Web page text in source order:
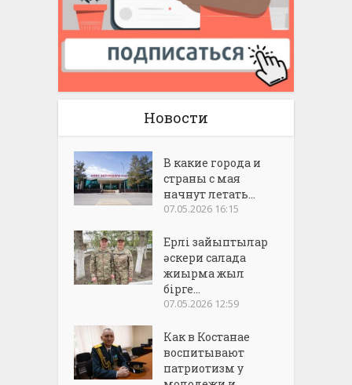
Новости
В какие города и
страны с мая
начнут летать...
07.05.2026 16:15
Ерлі зайыптылар
әскери салада
жиырма жыл
бірге...
07.05.2026 12:59
Как в Костанае
воспитывают
патриотизм у